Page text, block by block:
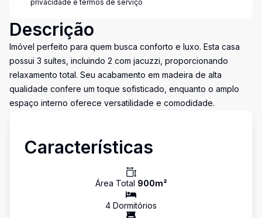
privacidade e termos de serviço
Descrição
Imóvel perfeito para quem busca conforto e luxo. Esta casa
possui 3 suítes, incluindo 2 com jacuzzi, proporcionando
relaxamento total. Seu acabamento em madeira de alta
qualidade confere um toque sofisticado, enquanto o amplo
espaço interno oferece versatilidade e comodidade.
Características
Área Total 900m²
4 Dormitórios